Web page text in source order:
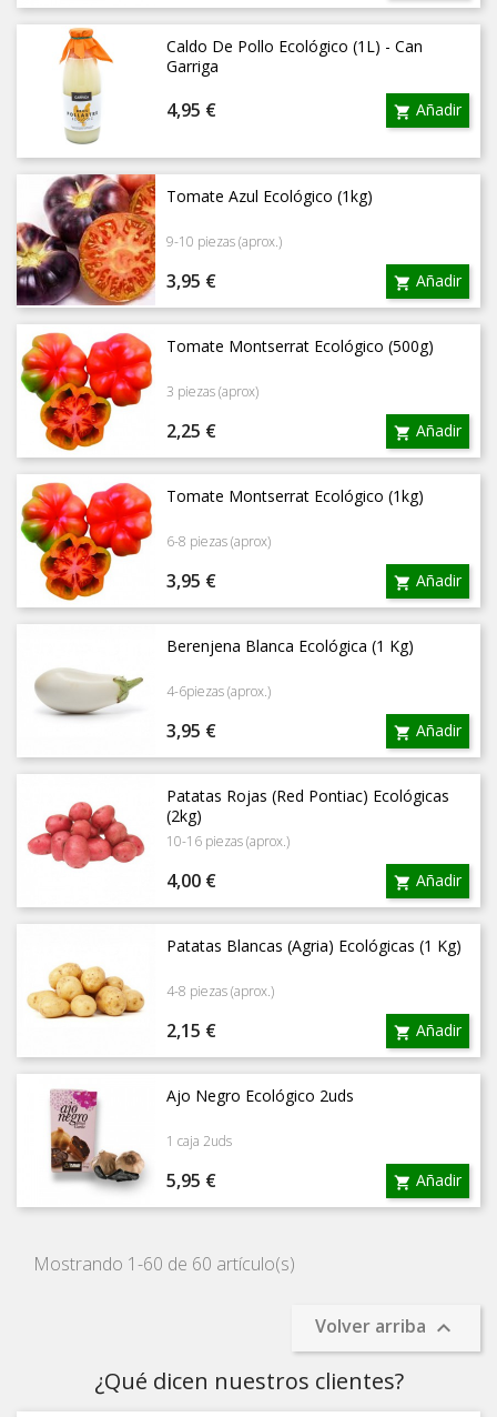
Caldo De Pollo Ecológico (1L) - Can
Garriga
Precio
4,95 €  Añadir
Tomate Azul Ecológico (1kg)
9-10 piezas (aprox.)
Precio
3,95 €  Añadir
Tomate Montserrat Ecológico (500g)
3 piezas (aprox)
Precio
2,25 €  Añadir
Tomate Montserrat Ecológico (1kg)
6-8 piezas (aprox)
Precio
3,95 €  Añadir
Berenjena Blanca Ecológica (1 Kg)
4-6piezas (aprox.)
Precio
3,95 €  Añadir
Patatas Rojas (Red Pontiac) Ecológicas
(2kg)
10-16 piezas (aprox.)
Precio
4,00 €  Añadir
Patatas Blancas (Agria) Ecológicas (1 Kg)
4-8 piezas (aprox.)
Precio
2,15 €  Añadir
Ajo Negro Ecológico 2uds
1 caja 2uds
Precio
5,95 €  Añadir
Mostrando 1-60 de 60 artículo(s)
Volver arriba 
¿Qué dicen nuestros clientes?